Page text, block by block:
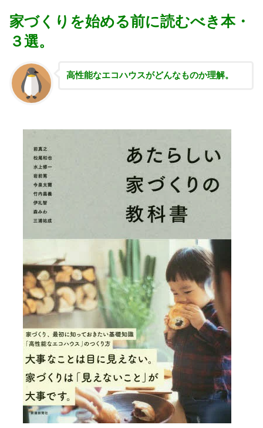
家づくりを始める前に読むべき本・
３選。
高性能なエコハウスがどんなものか理解。